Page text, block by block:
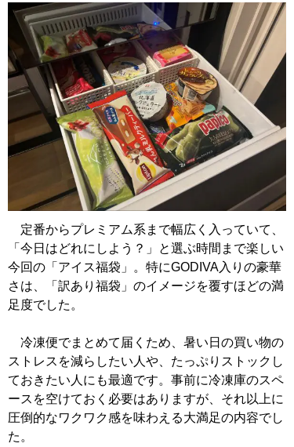
定番からプレミアム系まで幅広く入っていて、
「今日はどれにしよう？」と選ぶ時間まで楽しい
今回の「アイス福袋」。特にGODIVA入りの豪華
さは、「訳あり福袋」のイメージを覆すほどの満
足度でした。
冷凍便でまとめて届くため、暑い日の買い物の
ストレスを減らしたい人や、たっぷりストックし
ておきたい人にも最適です。事前に冷凍庫のスペ
ースを空けておく必要はありますが、それ以上に
圧倒的なワクワク感を味わえる大満足の内容でし
た。